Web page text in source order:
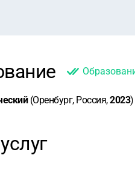
(Оренбург, Россия,2023)